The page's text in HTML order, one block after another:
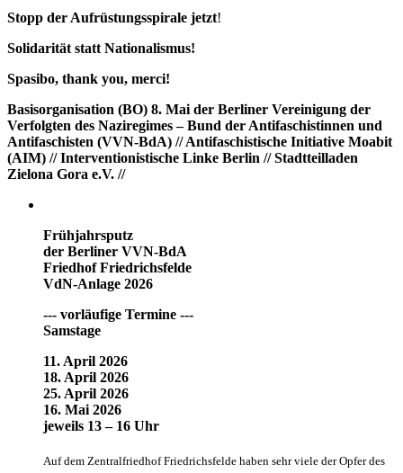
Stopp der Aufrüstungsspirale jetzt!
Solidarität statt Nationalismus!
Spasibo, thank you, merci!
Basisorganisation (BO) 8. Mai der Berliner Vereinigung der
Verfolgten des Naziregimes – Bund der Antifaschistinnen und
Antifaschisten (VVN-BdA) // Antifaschistische Initiative Moabit
(AIM) // Interventionistische Linke Berlin // Stadtteilladen
Zielona Gora e.V. //
Frühjahrsputz
der Berliner VVN-BdA
Friedhof Friedrichsfelde
VdN-Anlage 2026
--- vorläufige Termine ---
Samstage
11. April 2026
18. April 2026
25. April 2026
16. Mai 2026
jeweils 13 – 16 Uhr
Auf dem Zentralfriedhof Friedrichsfelde haben sehr viele der Opfer des